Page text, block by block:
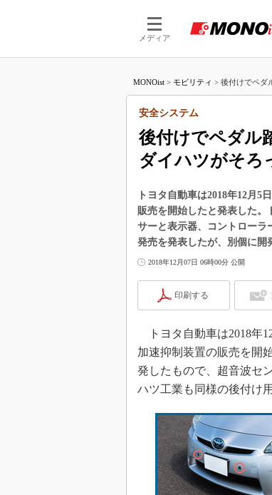
メディア
MONOist > モビリティ > 後付けでペダ
後付けでペダル
ダイハツがそろ
安全システム
トヨタ自動車は2018年12月
販売を開始したと発表した。
サーと表示器、コントローラ
発売を発表したが、別個に開
2018年12月07日 06時00分 公開
印刷する
トヨタ自動車は2018年
加速抑制装置の販売を開
発したもので、超音波セ
ハツ工業も同様の後付け